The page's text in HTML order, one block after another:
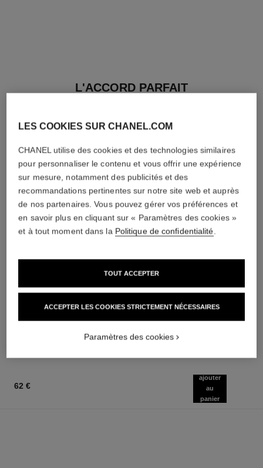
L'ACCORD PARFAIT
Réf. 107520
Réf. 107360
AJOUTER AU PANIER
62 €
ajouter
au
panier
LES COOKIES SUR CHANEL.COM
CHANEL utilise des cookies et des technologies similaires
pour personnaliser le contenu et vous offrir une expérience
sur mesure, notamment des publicités et des
recommandations pertinentes sur notre site web et auprès
de nos partenaires. Vous pouvez gérer vos préférences et
en savoir plus en cliquant sur « Paramètres des cookies »
et à tout moment dans la Politique de confidentialité
ACCEPTER LES COOKIES STRICTEMENT NÉCESSAIRES
TOUT ACCEPTER
Paramètres des cookies